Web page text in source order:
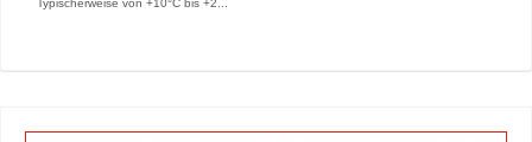
Typischerweise von +10°C bis +2...